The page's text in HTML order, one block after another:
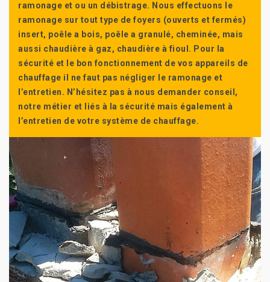
ramonage et ou un débistrage. Nous effectuons le
ramonage sur tout type de foyers (ouverts et fermés)
insert, poêle a bois, poêle a granulé, cheminée, mais
aussi chaudière à gaz, chaudière à fioul. Pour la
sécurité et le bon fonctionnement de vos appareils de
chauffage il ne faut pas négliger le ramonage et
l’entretien. N’hésitez pas à nous demander conseil,
notre métier et liés à la sécurité mais également à
l’entretien de votre système de chauffage.